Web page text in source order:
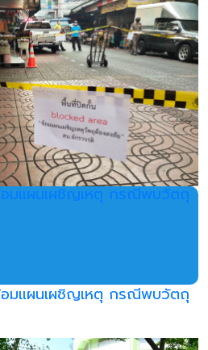
มแผนเผชิญเหตุ กรณีพบวัตถุ
มแผนเผชิญเหตุ กรณีพบวัตถุ